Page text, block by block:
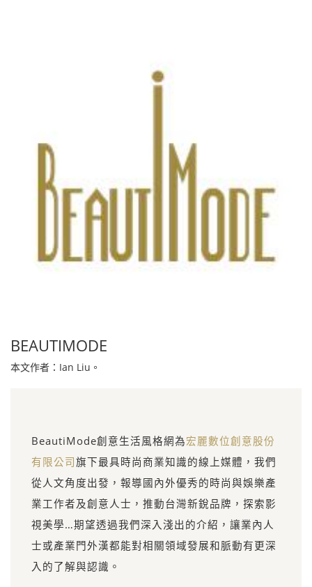
BEAUTIMODE
本文作者：Ian Liu。
BeautiMode創意生活風格網為宏麗數位創意股份
有限公司旗下最具時尚商業知識的線上媒體，我們
從人文角度出發，報導國內外優秀的時尚與娛樂產
業工作者及創意人士，推動台灣新銳品牌，探索影
視美學…期望透過我們深入淺出的介紹，讓業內人
士或產業門外漢都能對相關領域發展和脈動有更深
入的了解與認識。